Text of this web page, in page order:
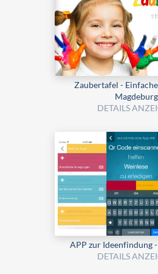
Zaubertafel -
Magdeburg
DETAILS
APP zur Ideenfindung
DETAILS